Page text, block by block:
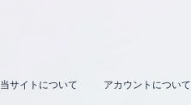
当サイトについて アカウントについて